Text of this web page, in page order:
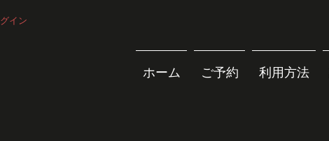
イン
ホーム ご予約 利用方法